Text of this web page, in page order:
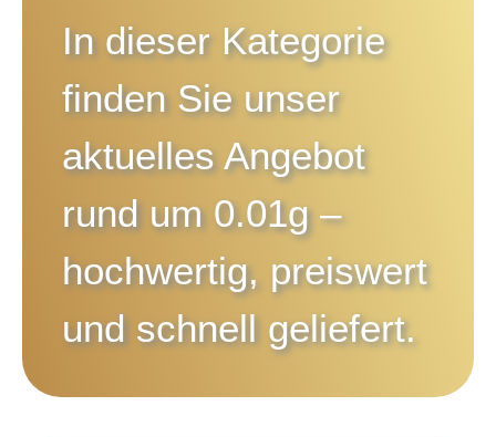
In dieser Kategorie
finden Sie unser
aktuelles Angebot
rund um 0.01g–
hochwertig, preiswert
und schnell geliefert.